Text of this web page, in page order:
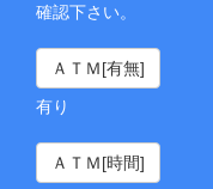
確認下さい。
ＡＴＭ[有無]
有り
ＡＴＭ[時間]